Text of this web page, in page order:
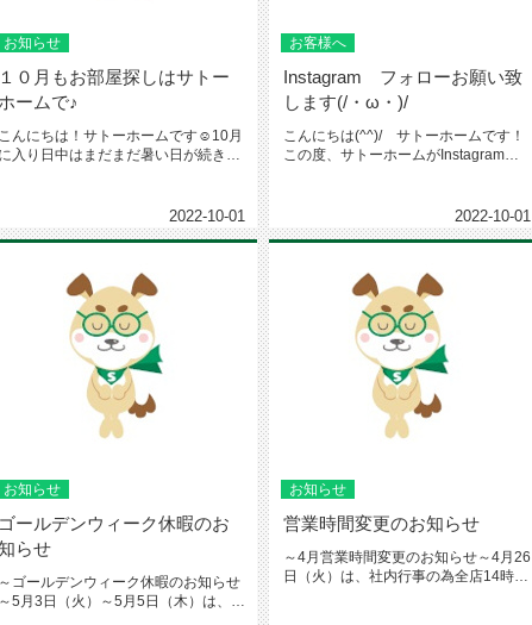
お知らせ
１０月もお部屋探しはサトー
ホームで♪
こんにちは！サトーホームです☺10月
に入り日中はまだまだ暑い日が続きま
2022-10-01
お客様へ
Instagram フォローお願い致
します(/・ω・)/
こんにちは(^^)/ サトーホームです！
この度、サトーホームがInstagramを
2022-10-01
お知らせ
ゴールデンウィーク休暇のお
らせ
～ゴールデンウィーク休暇のお知らせ
～5月3日（火）～5月5日（木）は、ゴ
お知らせ
営業時間変更のお知らせ
～4月営業時間変更のお知らせ～4月26
日（火）は、社内行事の為全店14時ま